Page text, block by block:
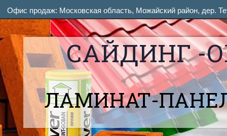
САЙДИНГ -
ЛАМИНАТ-
Офис продаж: Московская область, Можайский район, дер.